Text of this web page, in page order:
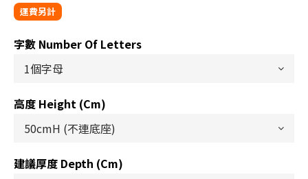
字數 Number Of Letters
高度 Height (cm)
建議厚度 Depth (cm)